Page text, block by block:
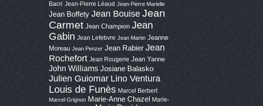
Bacri Jean-Pierre Léaud Jean-Pierre Marielle
Jean Boffety Jean BouiseJean
Carmet Jean Champion Jean
Gabin Jean Lefebvre Jean Martin Jeanne
Moreau Jean Penzer Jean Rabier Jean
Rochefort Jean Rougerie Jean Yanne
John Williams Josiane Balasko
Julien Guiomar Lino Ventura
Louis de Funès Marcel Berbert
Marcel Grignon Marie-Anne Chazel
Marie-